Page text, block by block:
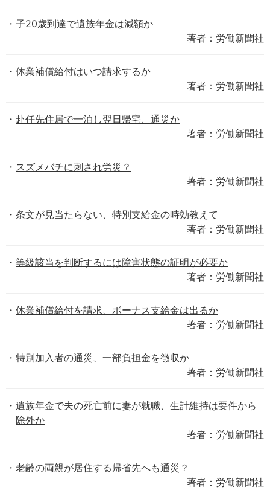
子20歳到達で遺族年金は減額か
著者：労働新聞社
休業補償給付はいつ請求するか
著者：労働新聞社
赴任先住居で一泊し翌日帰宅、通災か
著者：労働新聞社
スズメバチに刺され労災？
著者：労働新聞社
条文が見当たらない、特別支給金の時効教えて
著者：労働新聞社
等級該当を判断するには障害状態の証明が必要か
著者：労働新聞社
休業補償給付を請求、ボーナス支給金は出るか
著者：労働新聞社
特別加入者の通災、一部負担金を徴収か
著者：労働新聞社
遺族年金で夫の死亡前に妻が就職、生計維持は要件から
除外か
著者：労働新聞社
老齢の両親が居住する帰省先へも通災？
著者：労働新聞社